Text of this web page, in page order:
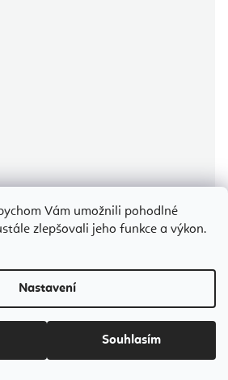
Vám umožnili pohodlné
zlepšovali jeho funkce a výkon.
Nastavení
Souhlasím
AIR síť na Fly jógu a Aerial jógu délka - 7
Certifikát kvality